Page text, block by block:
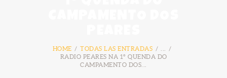
HOME TODAS LAS ENTRADAS
RADIO PEARES NA 1º QUENDA DO
CAMPAMENTO DOS...
NÓS
CONTACTO